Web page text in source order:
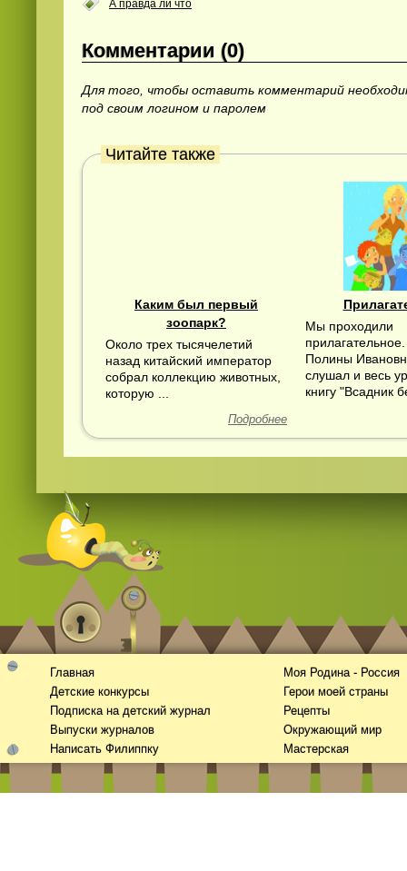
А правда ли что
Комментарии (0)
Для того, чтобы оставить комментарий
под своим логином и паролем
Читайте также
Каким был первый
зоопарк?
Около трех тысячелетий
назад китайский император
собрал коллекцию животных,
которую ...
Подробнее
Мы проходили
Полины
слушал и весь
книгу "Всадник
Главная
Детские конкурсы
Подписка на детский журнал
Выпуски журналов
Написать Филиппку
Моя Родина - Россия
Герои моей страны
Рецепты
Окружающий мир
Мастерская